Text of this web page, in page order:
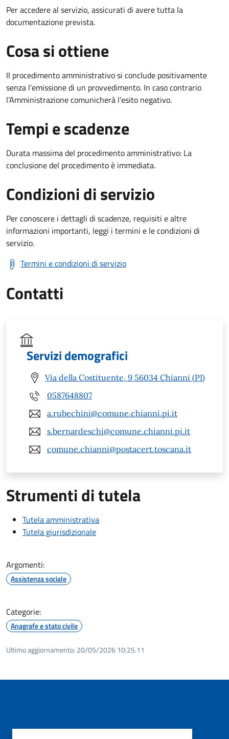
Per accedere al servizio, assicurati di avere tutta la
documentazione prevista.
Cosa si ottiene
Il procedimento amministrativo si conclude positivamente
senza l’emissione di un provvedimento. In caso contrario
l’Amministrazione comunicherà l’esito negativo.
Tempi e scadenze
Durata massima del procedimento amministrativo: La
conclusione del procedimento è immediata.
Condizioni di servizio
Per conoscere i dettagli di scadenze, requisiti e altre
informazioni importanti, leggi i termini e le condizioni di
servizio.
Termini e condizioni di servizio
Contatti
Servizi demografici
Via della Costituente, 9 56034 Chianni (PI)
0587648807
a.rubechini@comune.chianni.pi.it
s.bernardeschi@comune.chianni.pi.it
comune.chianni@postacert.toscana.it
Strumenti di tutela
Tutela amministrativa
Tutela giurisdizionale
Argomenti:
Assistenza sociale
Categorie:
Anagrafe e stato civile
Ultimo aggiornamento: 20/05/2026 10:25.11